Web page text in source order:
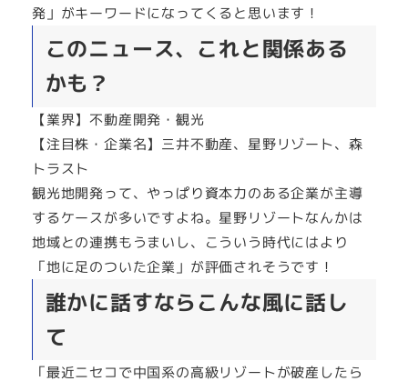
発」がキーワードになってくると思います！
このニュース、これと関係ある
かも？
【業界】不動産開発・観光
【注目株・企業名】三井不動産、星野リゾート、森
トラスト
観光地開発って、やっぱり資本力のある企業が主導
するケースが多いですよね。星野リゾートなんかは
地域との連携もうまいし、こういう時代にはより
「地に足のついた企業」が評価されそうです！
誰かに話すならこんな風に話し
て
「最近ニセコで中国系の高級リゾートが破産したら